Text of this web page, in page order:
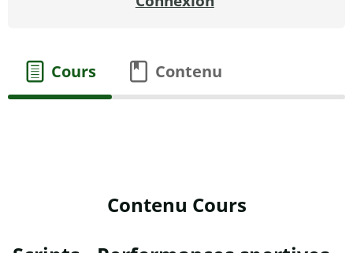
Cours Contenu
Contenu Cours